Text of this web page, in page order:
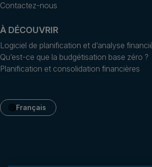
Contactez-nous
À DÉCOUVRIR
Logiciel de planification et d’analyse
Qu’est-ce que la budgétisation base zéro ?
Planification et consolidation financières
Français